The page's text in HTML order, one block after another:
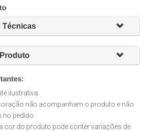
Técnicas
ilustrativa.
não acompanham o produto e não
pedido.
cor do produto pode conter variações de